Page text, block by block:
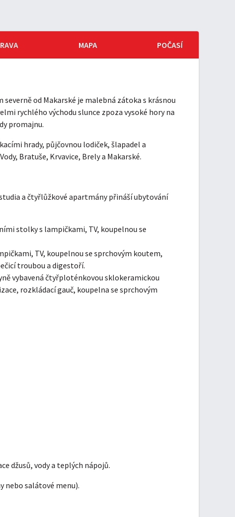
MAPA POČASÍ
severně od Makarské je malebná zátoka s krásnou
rychlého východu slunce zpoza vysoké hory na
promajnu.
hrady, půjčovnou lodiček, šlapadel a
Bratuše, Krvavice, Brely a Makarské.
a čtyřlůžkové apartmány přináší ubytování
stolky s lampičkami, TV, koupelnou se
TV, koupelnou se sprchovým koutem,
troubou a digestoří.
vybavená čtyřploténkovou sklokeramickou
rozkládací gauč, koupelna se sprchovým
džusů, vody a teplých nápojů.
nebo salátové menu).